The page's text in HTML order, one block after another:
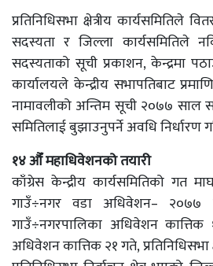
प्रतिनिधिसभा क्षेत्रीय कार्यसमितिले
सदस्यता र जिल्ला कार्यसमितिले
सदस्यताको सूची प्रकाशन, केन्द्रमा
कार्यालयले केन्द्रीय सभापतिबाट
नामावलीको अन्तिम सूची २०७७ साल
समितिलाई बुझाउनुपर्ने अवधि निर्धारण
१४ औँ महाधिवेशनको तयारी
काँग्रेस केन्द्रीय कार्यसमितिको
गाउँ÷नगर वडा अधिवेशन–
गाउँ÷नगरपालिका अधिवेशन कात्तिक
अधिवेशन कात्तिक २१ गते,